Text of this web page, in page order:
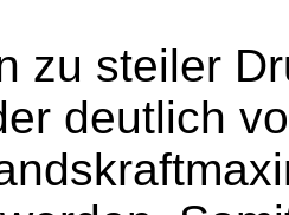
zu steiler
deutlich